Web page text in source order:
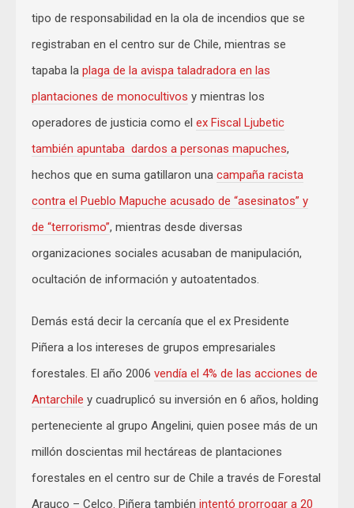
tipo de responsabilidad en la ola de incendios que se
registraban en el centro sur de Chile, mientras se
tapaba la plaga de la avispa taladradora en las
plantaciones de monocultivos y mientras los
operadores de justicia como el ex Fiscal Ljubetic
también apuntaba dardos a personas mapuches,
hechos que en suma gatillaron una campaña racista
contra el Pueblo Mapuche acusado de “asesinatos” y
de “terrorismo”, mientras desde diversas
organizaciones sociales acusaban de manipulación,
ocultación de información y autoatentados.
Demás está decir la cercanía que el ex Presidente
Piñera a los intereses de grupos empresariales
forestales. El año 2006 vendía el 4% de las acciones de
Antarchile y cuadruplicó su inversión en 6 años, holding
perteneciente al grupo Angelini, quien posee más de un
millón doscientas mil hectáreas de plantaciones
forestales en el centro sur de Chile a través de Forestal
Arauco – Celco. Piñera también intentó prorrogar a 20